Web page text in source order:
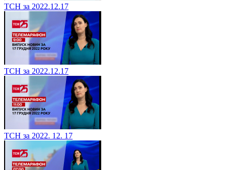
ТСН за 2022.12.17
ТСН за 2022.12.17
ТСН за 2022. 12. 17